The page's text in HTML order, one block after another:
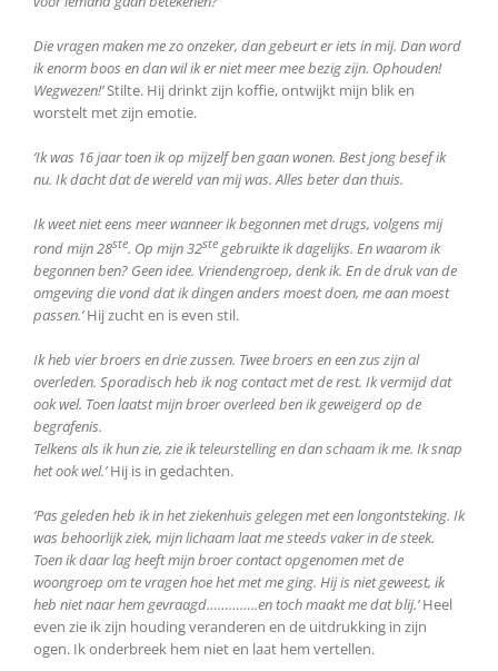
Die vragen maken me zo onzeker, dan gebeurt er iets in mij. Dan word
ik enorm boos en dan wil ik er niet meer mee bezig zijn. Ophouden!
Wegwezen!’Stilte. Hij drinkt zijn koffie, ontwijkt mijn blik en
worstelt met zijn emotie.
‘Ik was 16 jaar toen ik op mijzelf ben gaan wonen. Best jong besef ik
nu. Ik dacht dat de wereld van mij was. Alles beter dan thuis.
Ik weet niet eens meer wanneer ik begonnen met drugs, volgens mij
rond mijn 28ste. Op mijn 32ste gebruikte ik dagelijks. En waarom ik
begonnen ben? Geen idee. Vriendengroep, denk ik. En de druk van de
omgeving die vond dat ik dingen anders moest doen, me aan moest
passen.’Hij zucht en is even stil.
Ik heb vier broers en drie zussen. Twee broers en een zus zijn al
overleden. Sporadisch heb ik nog contact met de rest. Ik vermijd dat
ook wel. Toen laatst mijn broer overleed ben ik geweigerd op de
begrafenis.
Telkens als ik hun zie, zie ik teleurstelling en dan schaam ik me. Ik snap
het ook wel.’Hij is in gedachten.
‘Pas geleden heb ik in het ziekenhuis gelegen met een longontsteking. Ik
was behoorlijk ziek, mijn lichaam laat me steeds vaker in de steek.
Toen ik daar lag heeft mijn broer contact opgenomen met de
woongroep om te vragen hoe het met me ging. Hij is niet geweest, ik
heb niet naar hem gevraagd…………..en toch maakt me dat blij.’Heel
even zie ik zijn houding veranderen en de uitdrukking in zijn
ogen. Ik onderbreek hem niet en laat hem vertellen.